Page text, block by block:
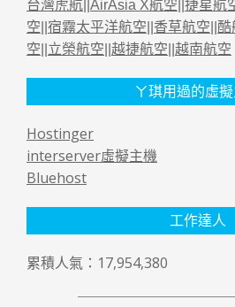
台灣虎航 AirAsia X航空 捷星航
空 宿霧太平洋航空 香草航空 酷
空 立榮航空 越捷航空 越南航空
ㄚ琪用過的虛
Hostinger
interserver虛擬主機
Bluehost
工作達人
累積人氣：17,954,380